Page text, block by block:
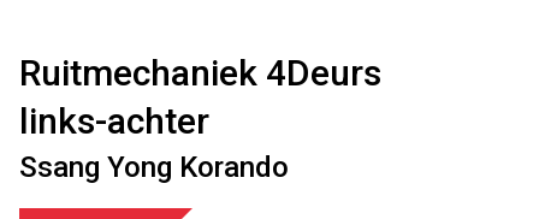
Ruitmechaniek 4Deurs
links-achter
Ssang Yong Korando